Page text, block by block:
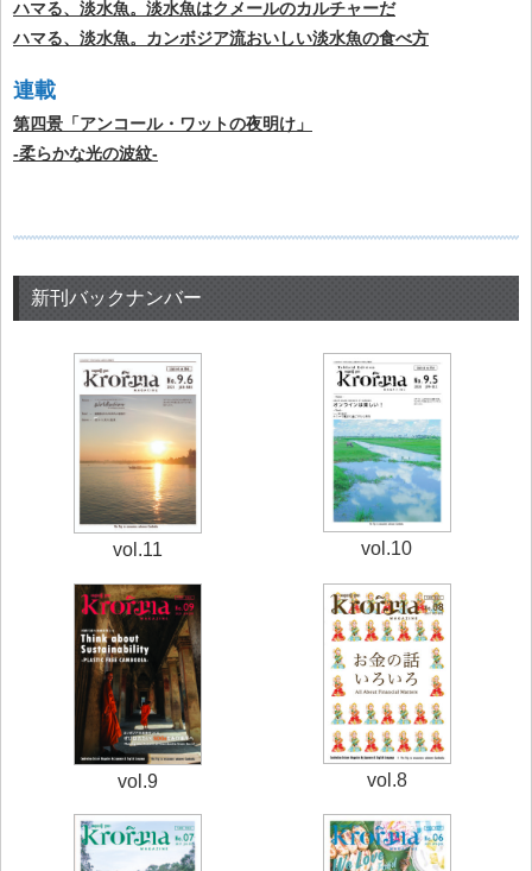
ハマる、淡水魚。淡水魚はクメールのカルチャーだ
ハマる、淡水魚。カンボジア流おいしい淡水魚の食べ方
連載
第四景「アンコール・ワットの夜明け」
-柔らかな光の波紋-
新刊バックナンバー
vol.11 vol.10
vol.9 vol.8